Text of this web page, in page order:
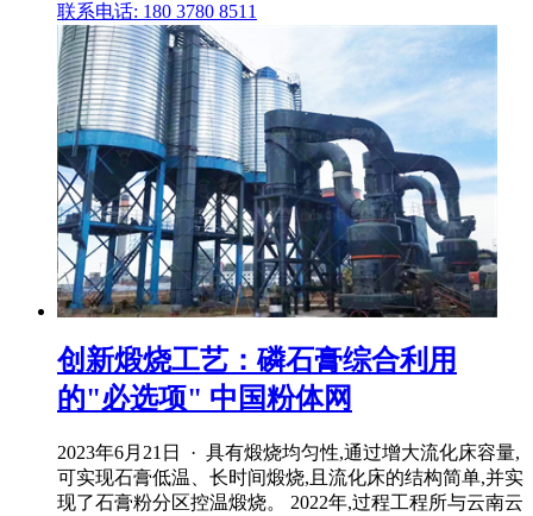
联系电话: 180 3780 8511
创新煅烧工艺：磷石膏综合利用
的"必选项" 中国粉体网
2023年6月21日 · 具有煅烧均匀性,通过增大流化床容量,
可实现石膏低温、长时间煅烧,且流化床的结构简单,并实
现了石膏粉分区控温煅烧。 2022年,过程工程所与云南云